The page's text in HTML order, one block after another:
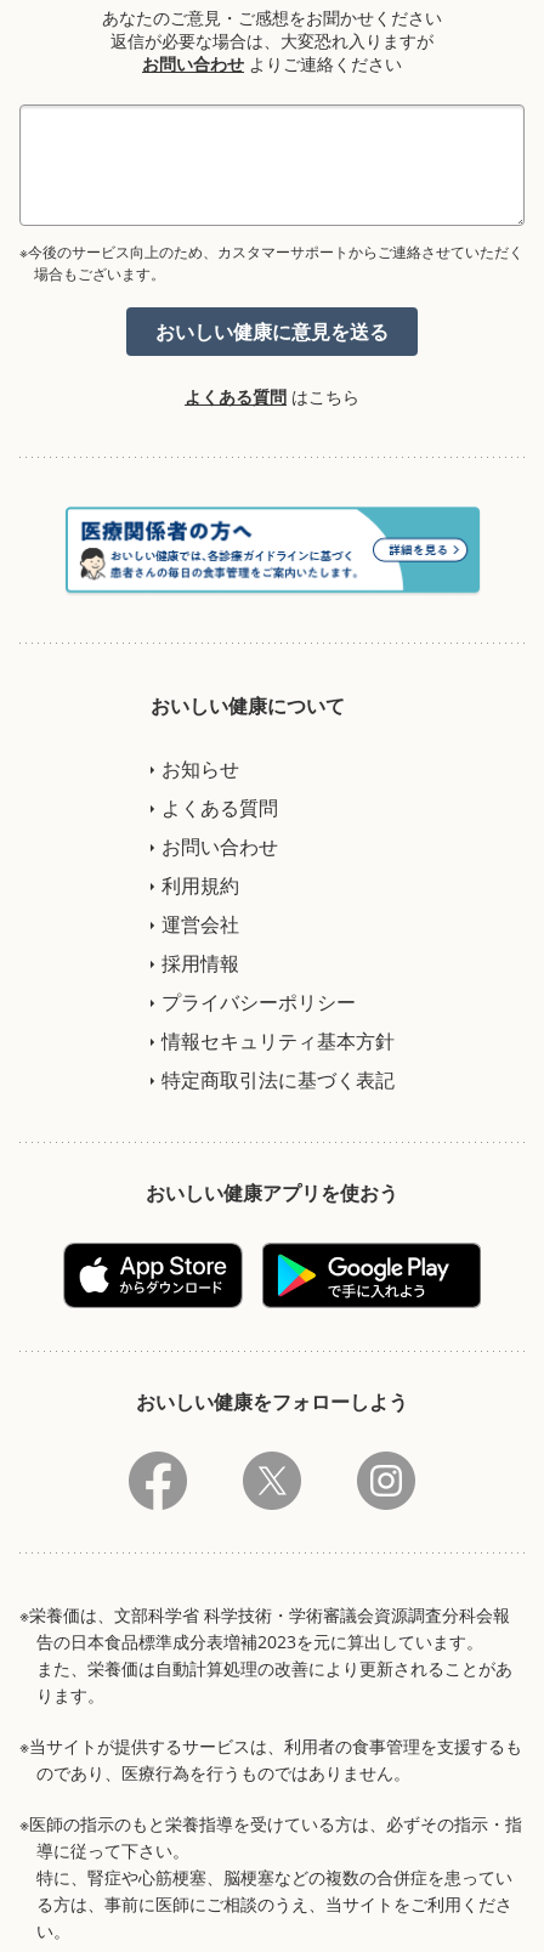
あなたのご意見・ご感想をお聞かせください
返信が必要な場合は、大変恐れ入りますが
お問い合わせ よりご連絡ください
※今後のサービス向上のため、カスタマーサポートからご連絡させていただく
場合もございます。
よくある質問 はこちら
おいしい健康について
お知らせ
よくある質問
お問い合わせ
利用規約
運営会社
採用情報
プライバシーポリシー
情報セキュリティ基本方針
特定商取引法に基づく表記
おいしい健康アプリを使おう
おいしい健康をフォローしよう
※栄養価は、文部科学省 科学技術・学術審議会資源調査分科会報
告の日本食品標準成分表増補2023を元に算出しています。
また、栄養価は自動計算処理の改善により更新されることがあ
ります。
※当サイトが提供するサービスは、利用者の食事管理を支援するも
のであり、医療行為を行うものではありません。
※医師の指示のもと栄養指導を受けている方は、必ずその指示・指
導に従って下さい。
特に、腎症や心筋梗塞、脳梗塞などの複数の合併症を患ってい
る方は、事前に医師にご相談のうえ、当サイトをご利用くださ
い。